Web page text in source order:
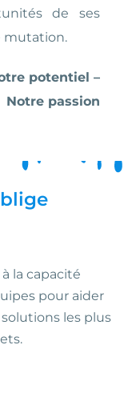
de ses
mutation.
–
Notre passion
la capacité
pour aider
les plus